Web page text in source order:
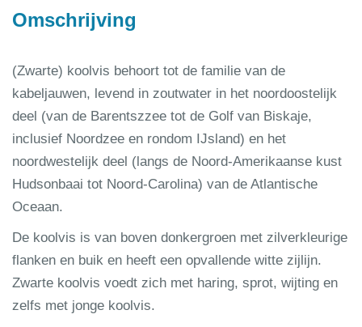
Omschrijving
(Zwarte) koolvis behoort tot de familie van de
kabeljauwen, levend in zoutwater in het noordoostelijk
deel (van de Barentszzee tot de Golf van Biskaje,
inclusief Noordzee en rondom IJsland) en het
noordwestelijk deel (langs de Noord-Amerikaanse kust
Hudsonbaai tot Noord-Carolina) van de Atlantische
Oceaan.
De koolvis is van boven donkergroen met zilverkleurige
flanken en buik en heeft een opvallende witte zijlijn.
Zwarte koolvis voedt zich met haring, sprot, wijting en
zelfs met jonge koolvis.